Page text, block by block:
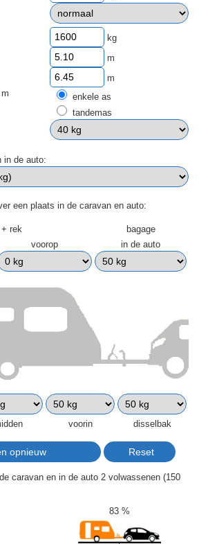
kg
m
m
enkele as
tandemas
in de auto:
een plaats in de caravan en auto:
rek
bagage
voorop in de auto
voorin disselbak
caravan en in de auto 2 volwassenen (150
83 %